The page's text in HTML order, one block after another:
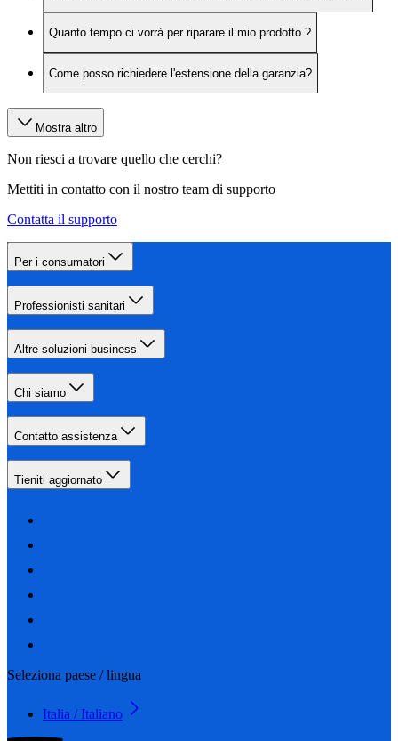
Quanto tempo ci vorrà per riparare il mio prodotto ?
Come posso richiedere l'estensione della garanzia?
Mostra altro
Non riesci a trovare quello che cerchi?
Mettiti in contatto con il nostro team di supporto
Contatta il supporto
Per i consumatori
Professionisti sanitari
Altre soluzioni business
Chi siamo
Contatto assistenza
Tieniti aggiornato
Seleziona paese / lingua
Italia / Italiano